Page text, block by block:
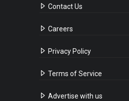
Contact Us
Careers
Privacy Policy
Terms of Service
Advertise with us